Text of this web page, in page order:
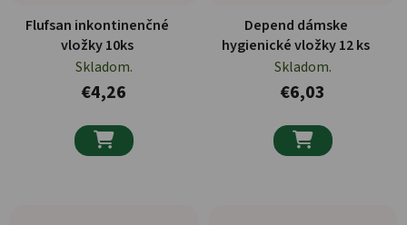
Flufsan inkontinenčné
vložky 10ks
Skladom.
€4,26

Depend dámske
hygienické vložky 12 ks
Skladom.
€6,03
